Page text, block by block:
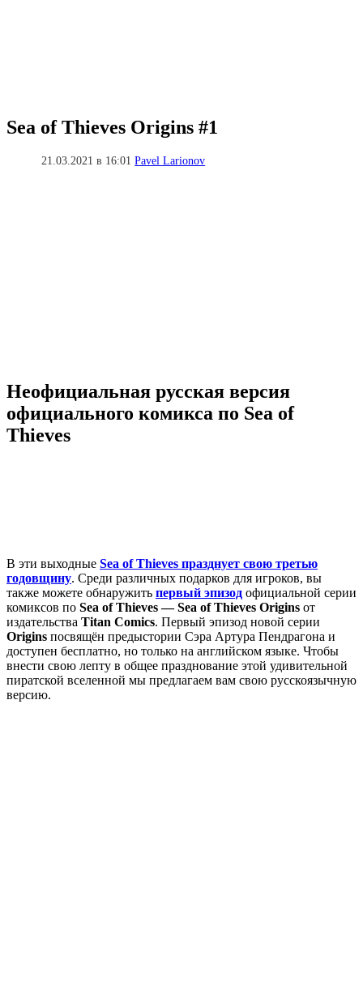
Sea of ​​Thieves Origins #1
21.03.2021 в 16:01Pavel Larionov
Неофициальная русская версия
официального комикса по Sea of
Thieves
В эти выходные Sea of Thieves празднует свою третью
годовщину. Среди различных подарков для игроков, вы
также можете обнаружить первый эпизод официальной серии
комиксов по Sea of Thieves — Sea of ​​Thieves Origins от
издательства Titan Comics. Первый эпизод новой серии
Origins посвящён предыстории Сэра Артура Пендрагона и
доступен бесплатно, но только на английском языке. Чтобы
внести свою лепту в общее празднование этой удивительной
пиратской вселенной мы предлагаем вам свою русскоязычную
версию.